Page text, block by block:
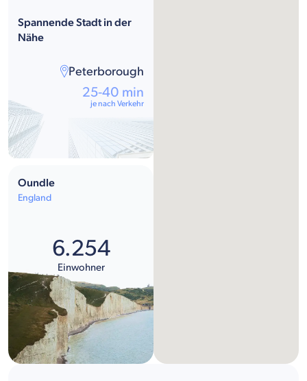
Spannende Stadt in der
Nähe
Peterborough
25-40 min
je nach Verkehr
Oundle
England
6.254
Einwohner